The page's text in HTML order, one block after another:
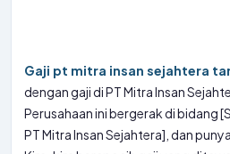
Gaji pt mitra insan sejahtera
dengan gaji di PT Mitra Insan
Perusahaan ini bergerak di bidang
PT Mitra Insan Sejahtera], dan